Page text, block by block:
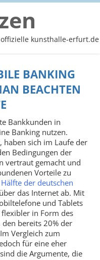
kunsthalle-erfurt.de
BANKING
BEACHTEN S
Bankkunden in
Banking nutzen.
haben sich im Laufe der
Bedingungen der
vertraut gemacht und
Vorteile zu
Hälfte der deutschen
das Internet ab. Mit
und Tablets
in Form des
bereits 20% der
Vergleich zum
für eine eher
die Argumente, die